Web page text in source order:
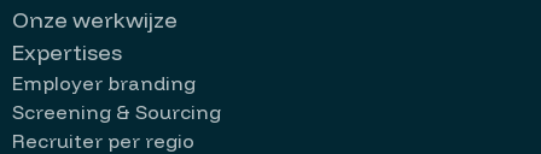
Onze werkwijze
Expertises
Employer branding
Screening & Sourcing
Recruiter per regio